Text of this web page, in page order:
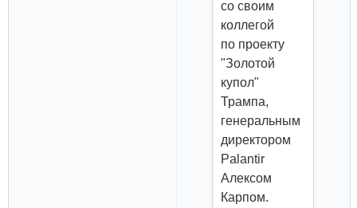
со своим
коллегой
по проекту
"Золотой
купол"
Трампа,
генеральным
директором
Palantir
Алексом
Карпом.